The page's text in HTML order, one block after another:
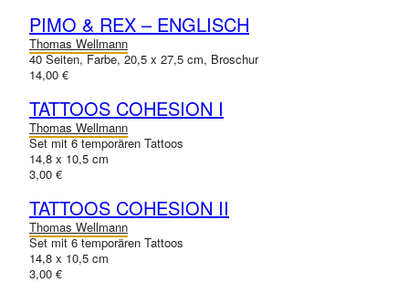
PIMO & REX – ENGLISCH
Thomas Wellmann
40 Seiten, Farbe, 20,5 x 27,5 cm, Broschur
14,00 €
TATTOOS COHESION I
Thomas Wellmann
Set mit 6 temporären Tattoos
14,8 x 10,5 cm
3,00 €
TATTOOS COHESION II
Thomas Wellmann
Set mit 6 temporären Tattoos
14,8 x 10,5 cm
3,00 €